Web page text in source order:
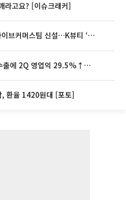
라고요? [이슈크래커]
신설…K뷰티 ‘글로벌 판매망’ 확대[K뷰티 라방戰]
LIG D&A, 천궁Ⅱ 수출에 2Q 영업익 29.5%↑…수주잔고 24.6조 [종합]
환율 1420원대 [포토]